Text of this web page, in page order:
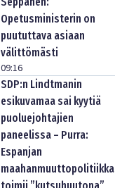
Opetusministerin on
puututtava asiaan
välittömästi
09:16
SDP:n Lindtmanin
esikuvamaa sai kyytiä
puoluejohtajien
paneelissa – Purra:
Espanjan
maahanmuuttopolitiikka